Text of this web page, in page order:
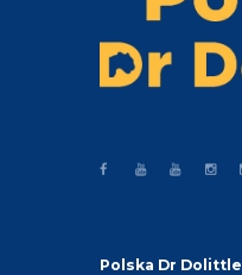
Polska Dr Dolittle